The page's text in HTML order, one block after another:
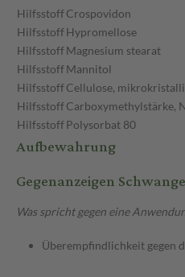
HilfsstoffCrospovidon
HilfsstoffHypromellose
HilfsstoffMagnesium stearat
HilfsstoffMannitol
HilfsstoffCellulose,
HilfsstoffCarboxymethylstärke,
HilfsstoffPolysorbat 80
Aufbewahrung
Gegenanzeigen
Was spricht gegen eine
Überempfindlichkeit gegen